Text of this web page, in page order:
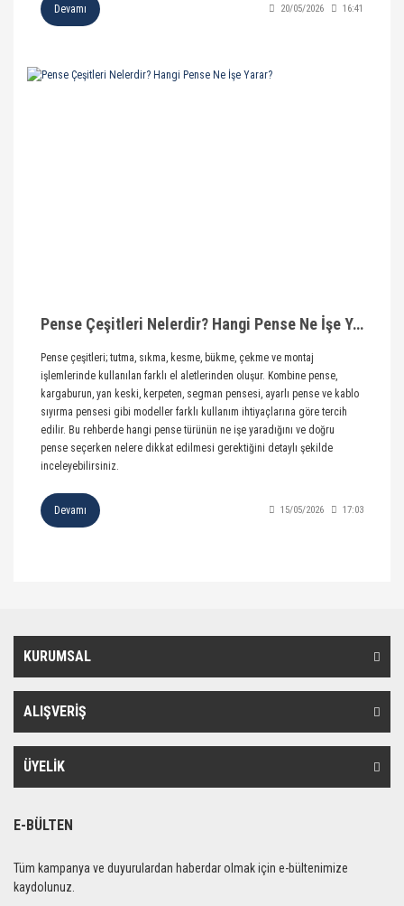
Devamı 20/05/2026 16:41
Pense Çeşitleri Nelerdir? Hangi Pense Ne İşe Yarar?
Pense çeşitleri; tutma, sıkma, kesme, bükme, çekme ve montaj
işlemlerinde kullanılan farklı el aletlerinden oluşur. Kombine pense,
kargaburun, yan keski, kerpeten, segman pensesi, ayarlı pense ve kablo
sıyırma pensesi gibi modeller farklı kullanım ihtiyaçlarına göre tercih
edilir. Bu rehberde hangi pense türünün ne işe yaradığını ve doğru
pense seçerken nelere dikkat edilmesi gerektiğini detaylı şekilde
inceleyebilirsiniz.
Devamı 15/05/2026 17:03
KURUMSAL
ALIŞVERİŞ
ÜYELİK
E-BÜLTEN
Tüm kampanya ve duyurulardan haberdar olmak için e-bültenimize
kaydolunuz.